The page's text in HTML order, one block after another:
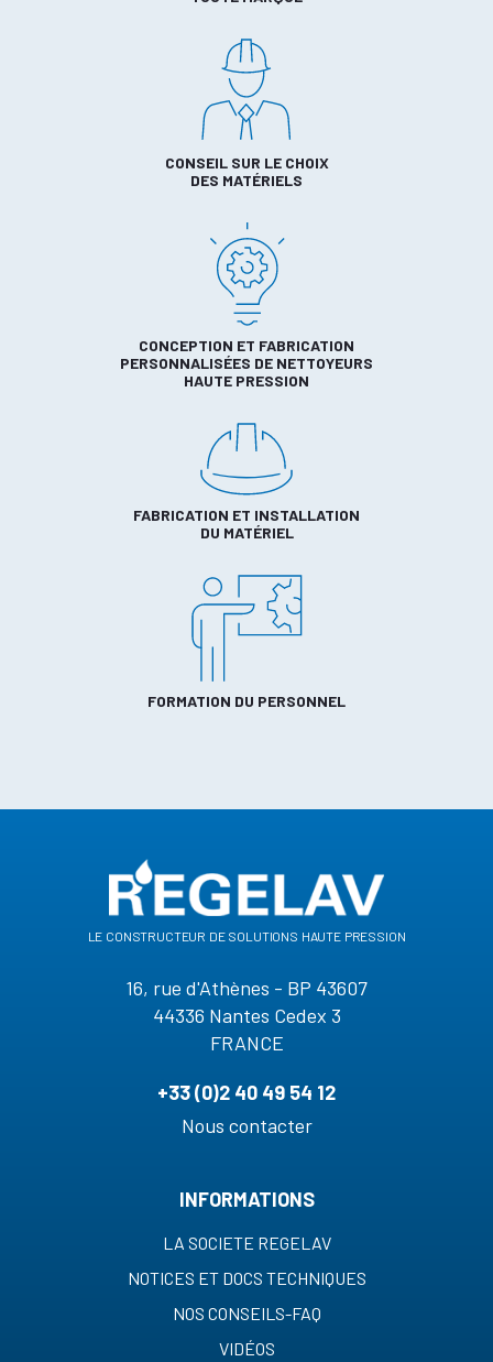
CONSEIL SUR LE CHOIX
DES MATÉRIELS
CONCEPTION ET FABRICATION
PERSONNALISÉES DE NETTOYEURS
HAUTE PRESSION
FABRICATION ET INSTALLATION
DU MATÉRIEL
FORMATION DU PERSONNEL
le constructeur de solutions haute pression
16, rue d'Athènes - BP 43607
44336 Nantes Cedex 3
FRANCE
+33 (0)2 40 49 54 12
Nous contacter
INFORMATIONS
LA SOCIETE REGELAV
NOTICES ET DOCS TECHNIQUES
NOS CONSEILS-FAQ
VIDÉOS